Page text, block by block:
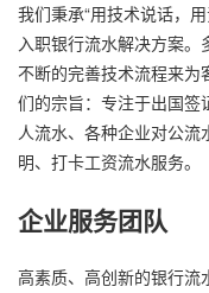
我们秉承“用技术说话，
入职银行流水解决方案。
不断的完善技术流程来为
们的宗旨：专注于出国签
人流水、各种企业对公
明、打卡工资流水服务。
企业服务团队
高素质、高创新的银行流